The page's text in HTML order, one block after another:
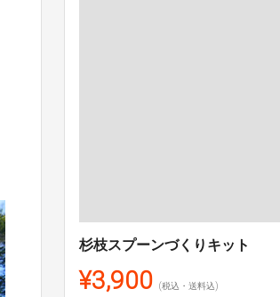
杉枝スプーンづくりキット
¥3,900 (税込・送料込)